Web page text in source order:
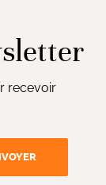
recevoir